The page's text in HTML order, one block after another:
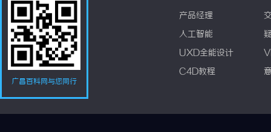
广昌百科网与您同行
产品经理
人工智能
UXD全能设计
C4D教程